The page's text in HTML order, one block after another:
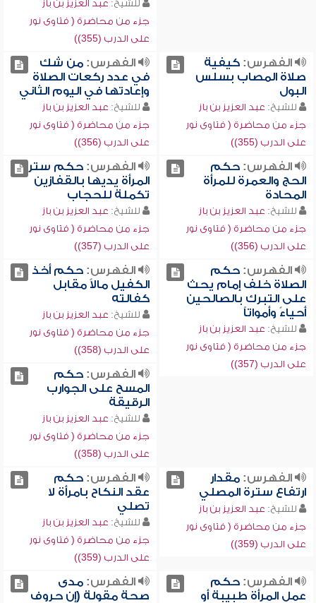
للشيخ: عبد العزيز بن باز
جزء من محاضرة ( فتاوى نور
على الدرب (355))
الفهرس:كيفية
صلاة المصاب بسلس
البول
للشيخ: عبد العزيز بن باز
جزء من محاضرة ( فتاوى نور
على الدرب (355))
الفهرس:من شك
في عدد ركعات الصلاة
وإعادتها في اليوم الثاني
للشيخ: عبد العزيز بن باز
جزء من محاضرة ( فتاوى نور
على الدرب (356))
الفهرس:حكم
الحج والعمرة للمرأة
المحادة
للشيخ: عبد العزيز بن باز
جزء من محاضرة ( فتاوى نور
على الدرب (356))
الفهرس:حكم ستر
المرأة يديها بالقفازين
تكملة للحجاب
للشيخ: عبد العزيز بن باز
جزء من محاضرة ( فتاوى نور
على الدرب (357))
الفهرس:حكم
الصلاة خلف إمام يحث
على التبرك بالصالحين
أحياءً وأمواتاً
للشيخ: عبد العزيز بن باز
جزء من محاضرة ( فتاوى نور
على الدرب (357))
الفهرس:حكم أخذ
الكفيل مالاً مقابل
كفالته
للشيخ: عبد العزيز بن باز
جزء من محاضرة ( فتاوى نور
على الدرب (358))
الفهرس:حكم
المسح على الجوارب
الرقيقة
للشيخ: عبد العزيز بن باز
جزء من محاضرة ( فتاوى نور
على الدرب (358))
الفهرس:مقدار
ارتفاع سترة المصلي
للشيخ: عبد العزيز بن باز
جزء من محاضرة ( فتاوى نور
على الدرب (359))
الفهرس:حكم
عقد النكاح بامرأة لا
تصلي
للشيخ: عبد العزيز بن باز
جزء من محاضرة ( فتاوى نور
على الدرب (359))
الفهرس:حكم
عمل المرأة طبيبة أو
الفهرس:مدى
صحة مقولة (إن حروف